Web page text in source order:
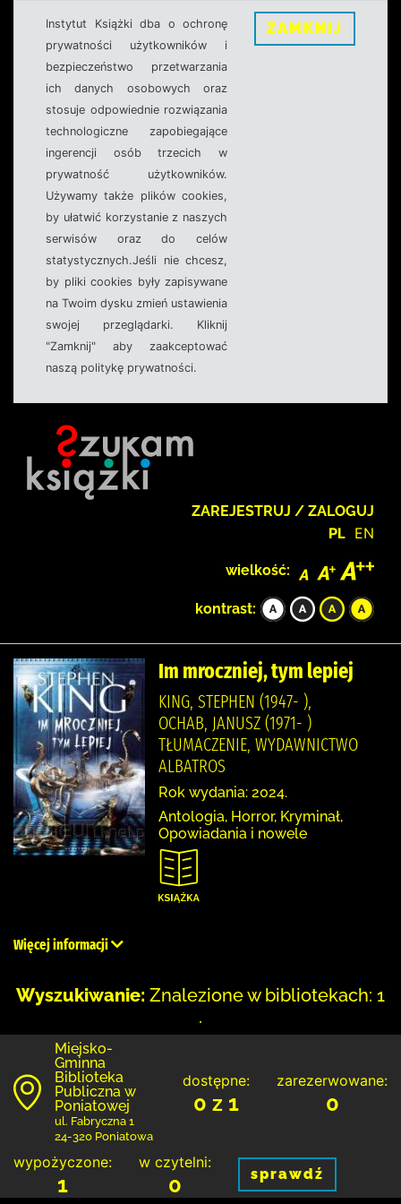
Instytut Książki dba o ochronę
prywatności użytkowników i
bezpieczeństwo przetwarzania
ich danych osobowych oraz
stosuje odpowiednie rozwiązania
technologiczne zapobiegające
ingerencji osób trzecich w
prywatność użytkowników.
Używamy także plików cookies,
by ułatwić korzystanie z naszych
serwisów oraz do celów
statystycznych.Jeśli nie chcesz,
by pliki cookies były zapisywane
na Twoim dysku zmień ustawienia
swojej przeglądarki. Kliknij
"Zamknij" aby zaakceptować
naszą politykę prywatności.
ZAMKNIJ
ZAREJESTRUJ / ZALOGUJ
PL EN
wielkość:
kontrast:
Im mroczniej, tym lepiej
KING, STEPHEN (1947- ),
OCHAB, JANUSZ (1971- )
TŁUMACZENIE, WYDAWNICTWO
ALBATROS
Rok wydania: 2024.
Antologia, Horror, Kryminał,
Opowiadania i nowele
Więcej informacji
Wyszukiwanie: Znalezione w bibliotekach: 1
.
Miejsko-
Gminna
Biblioteka
Publiczna w
Poniatowej
ul. Fabryczna 1
24-320 Poniatowa
dostępne:
0 z 1
zarezerwowane:
0
wypożyczone:
1
w czytelni:
0 sprawdź